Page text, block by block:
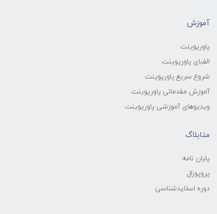
آموزش
پاورپوینت
الفبای پاورپوینت
شروع سریع پاورپوینت
آموزش مقدماتی پاورپوینت
ویدیوهای آموزشی پاورپوینت
متابلاگ
پایان نامه
پروپوزال
دوره اسلایدشناسی